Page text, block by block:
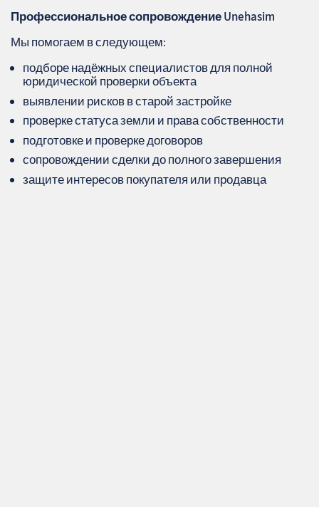
Профессиональное сопровождениеUnehasim
Мы помогаем в следующем:
подборе надёжных специалистов для полной
юридической проверки объекта
выявлении рисков в старой застройке
проверке статуса земли и права собственности
подготовке и проверке договоров
сопровождении сделки до полного завершения
защите интересов покупателя или продавца